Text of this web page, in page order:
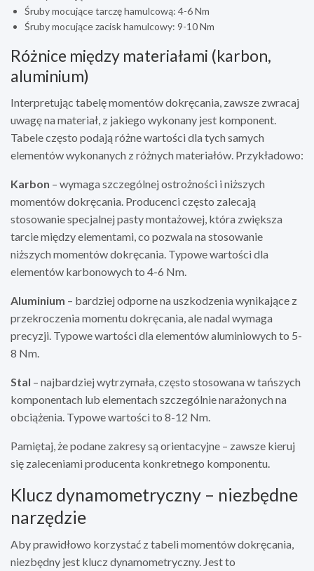
Śruby mocujące tarczę hamulcową: 4-6 Nm
Śruby mocujące zacisk hamulcowy: 9-10 Nm
Różnice między materiałami (karbon,
aluminium)
Interpretując tabelę momentów dokręcania, zawsze zwracaj
uwagę na materiał, z jakiego wykonany jest komponent.
Tabele często podają różne wartości dla tych samych
elementów wykonanych z różnych materiałów. Przykładowo:
Karbon – wymaga szczególnej ostrożności i niższych
momentów dokręcania. Producenci często zalecają
stosowanie specjalnej pasty montażowej, która zwiększa
tarcie między elementami, co pozwala na stosowanie
niższych momentów dokręcania. Typowe wartości dla
elementów karbonowych to 4-6 Nm.
Aluminium – bardziej odporne na uszkodzenia wynikające z
przekroczenia momentu dokręcania, ale nadal wymaga
precyzji. Typowe wartości dla elementów aluminiowych to 5-
8 Nm.
Stal – najbardziej wytrzymała, często stosowana w tańszych
komponentach lub elementach szczególnie narażonych na
obciążenia. Typowe wartości to 8-12 Nm.
Pamiętaj, że podane zakresy są orientacyjne – zawsze kieruj
się zaleceniami producenta konkretnego komponentu.
Klucz dynamometryczny – niezbędne
narzędzie
Aby prawidłowo korzystać z tabeli momentów dokręcania,
niezbędny jest klucz dynamometryczny. Jest to